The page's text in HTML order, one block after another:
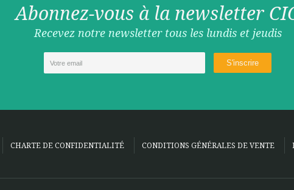
Abonnez-vous à la newsletter
Recevez notre newsletter tous les lundis et jeudis
CHARTE DE CONFIDENTIALITÉ CONDITIONS GÉNÉRALES DE VENTE